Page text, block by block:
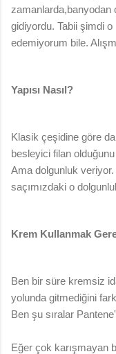
zamanlarda,banyodan
gidiyordu. Tabii şimdi o
edemiyorum bile.
Yapısı Nasıl?
Klasik çeşidine göre
besleyici filan
Ama dolgunluk veriyor.
saçımızdaki o
Krem Kullanmak
Ben bir süre kremsiz
yolunda gitmediğini
Ben şu sıralar
Eğer çok karışmayan